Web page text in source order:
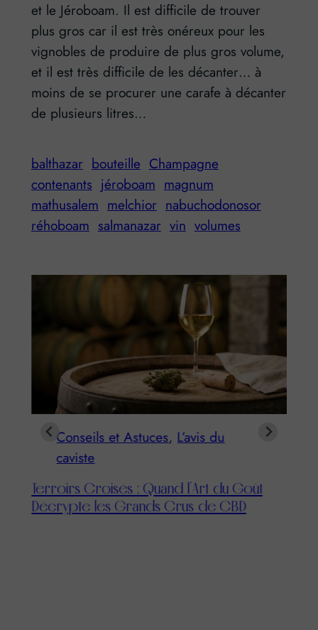
et le Jéroboam. Il est difficile de trouver
plus gros car il est très onéreux pour les
vignobles de produire de plus gros volume,
et il est très difficile de les décanter… à
moins de se procurer une carafe à décanter
de plusieurs litres…
balthazar bouteille Champagne
contenants jéroboam magnum
mathusalem melchior nabuchodonosor
réhoboam salmanazar vin volumes
Conseils et Astuces, L’avis du
caviste
Terroirs Croisés : Quand l’Art du Goût
Décrypte les Grands Crus de CBD